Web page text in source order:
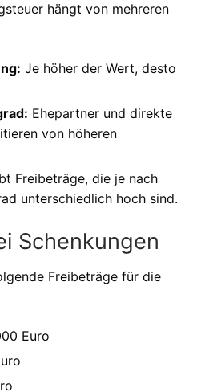
hängt von mehreren
Je höher der Wert, desto
Ehepartner und direkte
von höheren
Freibeträge, die je nach
unterschiedlich hoch sind.
Schenkungen
Freibeträge für die
Euro